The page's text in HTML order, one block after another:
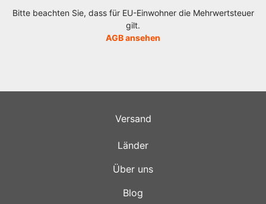
Bitte beachten Sie, dass für EU-Einwohner die Mehrwertsteuer
gilt.
AGB ansehen
Versand
Länder
Über uns
Blog